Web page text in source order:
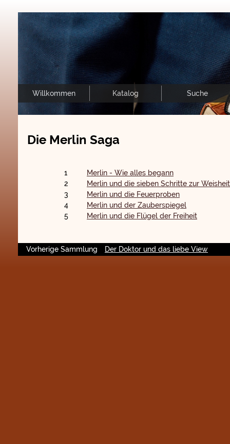
Willkommen Katalog Suche
Die Merlin Saga
1
Merlin - Wie alles begann
2
Merlin und die sieben Schritte zur Weisheit
3
Merlin und die Feuerproben
4
Merlin und der Zauberspiegel
5
Merlin und die Flügel der Freiheit
Vorherige Sammlung Der Doktor und das liebe View